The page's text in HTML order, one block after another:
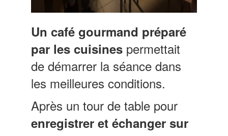
Un café gourmand préparé
par les cuisines permettait
de démarrer la séance dans
les meilleures conditions.
Après un tour de table pour
enregistrer et échanger sur